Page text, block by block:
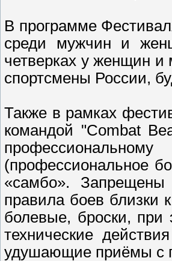
В программе
среди мужчин и
четверках у женщин и
спортсмены России,
Также в рамках
командой "Combat
(профессиональное
«самбо».
правила боев близки
болевые, броски, при
технические
удушающие приёмы с